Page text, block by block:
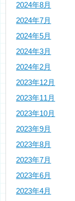
2024年8月
2024年7月
2024年5月
2024年3月
2024年2月
2023年12月
2023年11月
2023年10月
2023年9月
2023年8月
2023年7月
2023年6月
2023年4月